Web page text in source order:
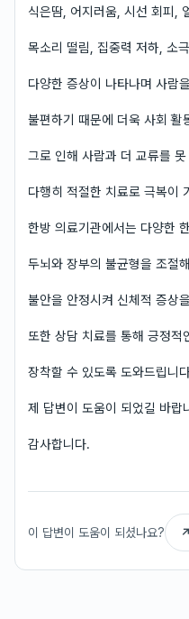
식은땀, 어지러움, 시선 회피,
목소리 떨림, 집중력 저하, 소
다양한 증상이 나타나며 사람
불편하기 때문에 더욱 사회 활
그로 인해 사람과 더 교류를
다행히 적절한 치료로 극복이
한방 의료기관에서는 다양한
두뇌와 장부의 불균형을 조절해
불안을 안정시켜 신체적 증상
또한 상담 치료를 통해 긍정적
장착할 수 있도록 도와드립니
제 답변이 도움이 되었길 바랍
감사합니다.
이 답변이 도움이 되셨나요?